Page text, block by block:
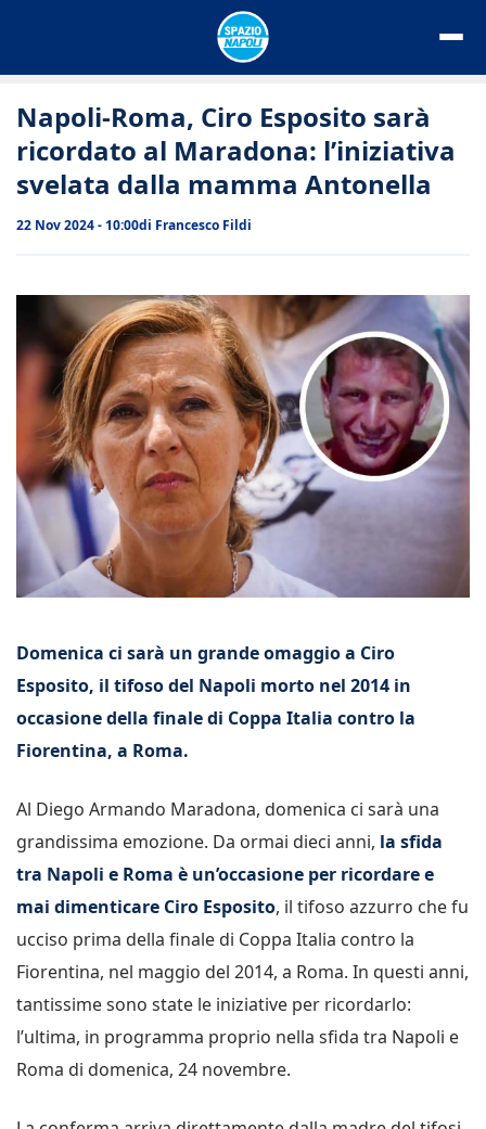
Napoli-Roma, Ciro Esposito sarà
ricordato al Maradona: l’iniziativa
svelata dalla mamma Antonella
22 Nov 2024 - 10:00di Francesco Fildi
Domenica ci sarà un grande omaggio a Ciro
Esposito, il tifoso del Napoli morto nel 2014 in
occasione della finale di Coppa Italia contro la
Fiorentina, a Roma.
Al Diego Armando Maradona, domenica ci sarà una
grandissima emozione. Da ormai dieci anni, la sfida
tra Napoli e Roma è un’occasione per ricordare e
mai dimenticare Ciro Esposito, il tifoso azzurro che fu
ucciso prima della finale di Coppa Italia contro la
Fiorentina, nel maggio del 2014, a Roma. In questi anni,
tantissime sono state le iniziative per ricordarlo:
l’ultima, in programma proprio nella sfida tra Napoli e
Roma di domenica, 24 novembre.